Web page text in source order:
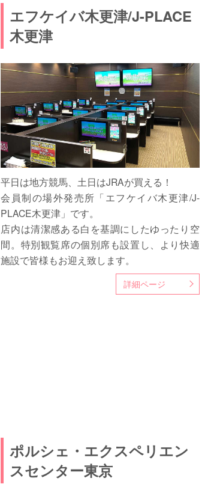
エフケイバ木更津/J-PLACE
木更津
平日は地方競馬、土日はJRAが買える！
会員制の場外発売所「エフケイバ木更津/J-
PLACE木更津」です。
店内は清潔感ある白を基調にしたゆったり空
間。特別観覧席の個別席も設置し、より快適
施設で皆様もお迎え致します。
詳細ページ
ポルシェ・エクスペリエン
スセンター東京